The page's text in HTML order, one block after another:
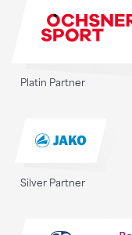
Platin Partner
Silver Partner